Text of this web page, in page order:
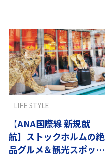
【ANA国際線 新規就
航】ストックホルムの絶
品グルメ＆観光スポット
LIFE STYLE